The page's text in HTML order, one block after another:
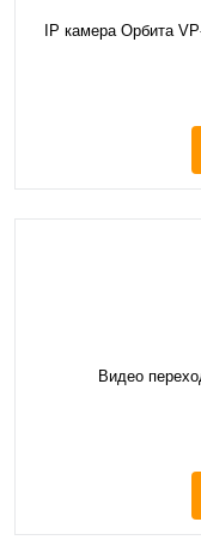
IP камера Орбита
Видео